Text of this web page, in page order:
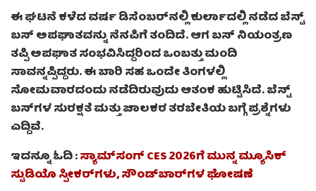
ಈ ಘಟನೆ ಕಳೆದ ವರ್ಷ ಡಿಸೆಂಬರ್‌ನಲ್ಲಿ ಕುರ್ಲಾದಲ್ಲಿ ನಡೆದ ಬೆಸ್ಟ್
ಬಸ್ ಅಪಘಾತವನ್ನು ನೆನಪಿಗೆ ತಂದಿದೆ. ಆಗ ಬಸ್ ನಿಯಂತ್ರಣ
ತಪ್ಪಿ ಅಪಘಾತ ಸಂಭವಿಸಿದ್ದರಿಂದ ಒಂಬತ್ತು ಮಂದಿ
ಸಾವನ್ನಪ್ಪಿದ್ದರು. ಈ ಬಾರಿ ಸಹ ಒಂದೇ ತಿಂಗಳಲ್ಲಿ
ಸೋಮವಾರದಂದು ನಡೆದಿರುವುದು ಆತಂಕ ಹುಟ್ಟಿಸಿದೆ. ಬೆಸ್ಟ್
ಬಸ್‌ಗಳ ಸುರಕ್ಷತೆ ಮತ್ತು ಚಾಲಕರ ತರಬೇತಿಯ ಬಗ್ಗೆ ಪ್ರಶ್ನೆಗಳು
ಎದ್ದಿವೆ.
ಇದನ್ನೂ ಓದಿ :ಸ್ಯಾಮ್‌ಸಂಗ್ CES 2026ಗೆ ಮುನ್ನ ಮ್ಯೂಸಿಕ್
ಸ್ಟುಡಿಯೊ ಸ್ಪೀಕರ್‌ಗಳು, ಸೌಂಡ್‌ಬಾರ್‌ಗಳ ಘೋಷಣೆ